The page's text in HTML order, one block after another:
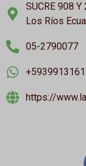
SUCRE 908 Y
Los Ríos
05-2790077
https://